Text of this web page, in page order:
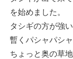
を始めました。
タシギの方が強い
暫くパシャパシ
ちょっと奥の草